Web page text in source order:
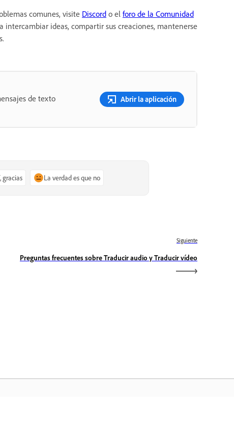
comunes, visite Discord o el foro de la Comunidad
intercambiar ideas, compartir sus creaciones, mantenerse
de texto
Abrir la aplicación
gracias La verdad es que no
Siguiente
Preguntas frecuentes sobre Traducir audio y Traducir vídeo